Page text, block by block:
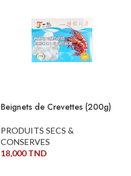
Beignets de Crevettes (200g)
PRODUITS SECS &
CONSERVES
18,000TND